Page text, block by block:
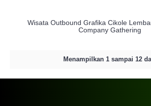
Wisata Outbound Grafika Cikole
Company Gathering
Menampilkan 1 sampai 12